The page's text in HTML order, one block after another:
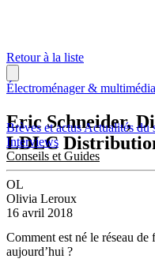
Brèves et actusActualités du
Interviews
Conseils et Guides
Retour à la liste
Électroménager & multimédia
Eric Schneider,
LDLC
OL
Olivia Leroux
16 avril 2018
Comment est né le réseau de
aujourd’hui ?